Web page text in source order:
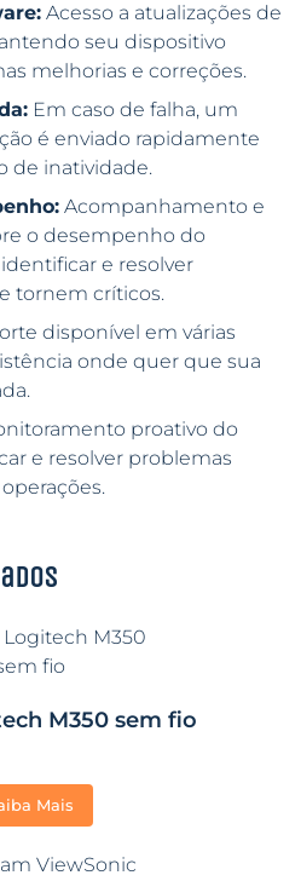
Acesso a atualizações de
seu dispositivo
melhorias e correções.
Em caso de falha, um
é enviado rapidamente
de inatividade.
Acompanhamento e
o desempenho do
e resolver
tornem críticos.
disponível em várias
onde quer que sua
proativo do
e resolver problemas
M350 sem fio
Mais